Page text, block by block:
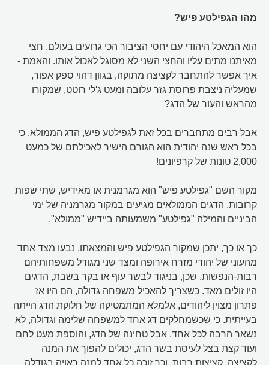
מהו הגפילטע פיש?
הוא המאכל היהודי עם יחסי הציבור הכי גרועים בעולם. חצי
מאיתנו מתים עליו והחצי השני לא מסוגל לאכול אותו. והאמת -
איך אפשר להתחבר לקציצה מתוקה, בגוון דהוי ספק אפור,
שמעליה ניצבת פרוסת גזר עלובה ומעט ג'לי רוטט, שמקורו
מהראש והעור של הדג?
אבל רבים מתחברים בכל זאת לגפילטע פיש, הדג הממולא. כי
בכל ראש שנה יהודית הוא הגורם הישיר לאכילתם של כמעט
2,000 טונות של קרפיונים!
מקור השם "גפילטע פיש" הוא מגרמנית או מאידיש, שתי שפות
קרובות. הדגים הממולאים מגיעים במקור מגרמניה של ימי
הביניים והמילה "גפילטע" משמעותה ביידיש "ממולא".
כך או כך, יתכן שמקור הגפילטע פיש והמצאתו, נבעו מצד אחד
מהעוני של יהודי מזרח אירופה ומצד שני מגודל משפחותיהם
רבות-הנפשות. שכן, בניגוד לבשר עוף או בקר בשבת, הדגים
היו זולים מאד. כשצריך להאכיל משפחה גדולה, הם היו אז
פתרון מצוין ליהודים, אלמלא המתמטיקה של חלוקת הדג הייתה
בעייתית. כי שכשמחלקים דג אחד למשפחה שלימה וגדולה, לא
נשאר הרבה לכל אחד. אבל טחינה של הדג, והוספת מעט לחם
ועוד קצת בצל לעיסת בשר הדג, יכולים להפוך את המנה
לקציצה, קציצות רבות, וכך זוכה כל אחד למנה ראויה בגודלה